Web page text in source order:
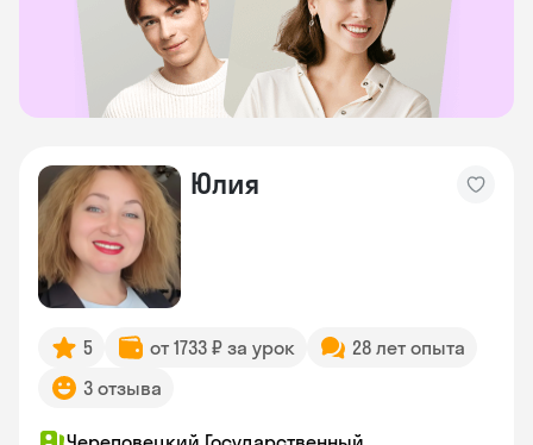
Юлия
5 от 1733 ₽ за урок
28 лет опыта
3 отзыва